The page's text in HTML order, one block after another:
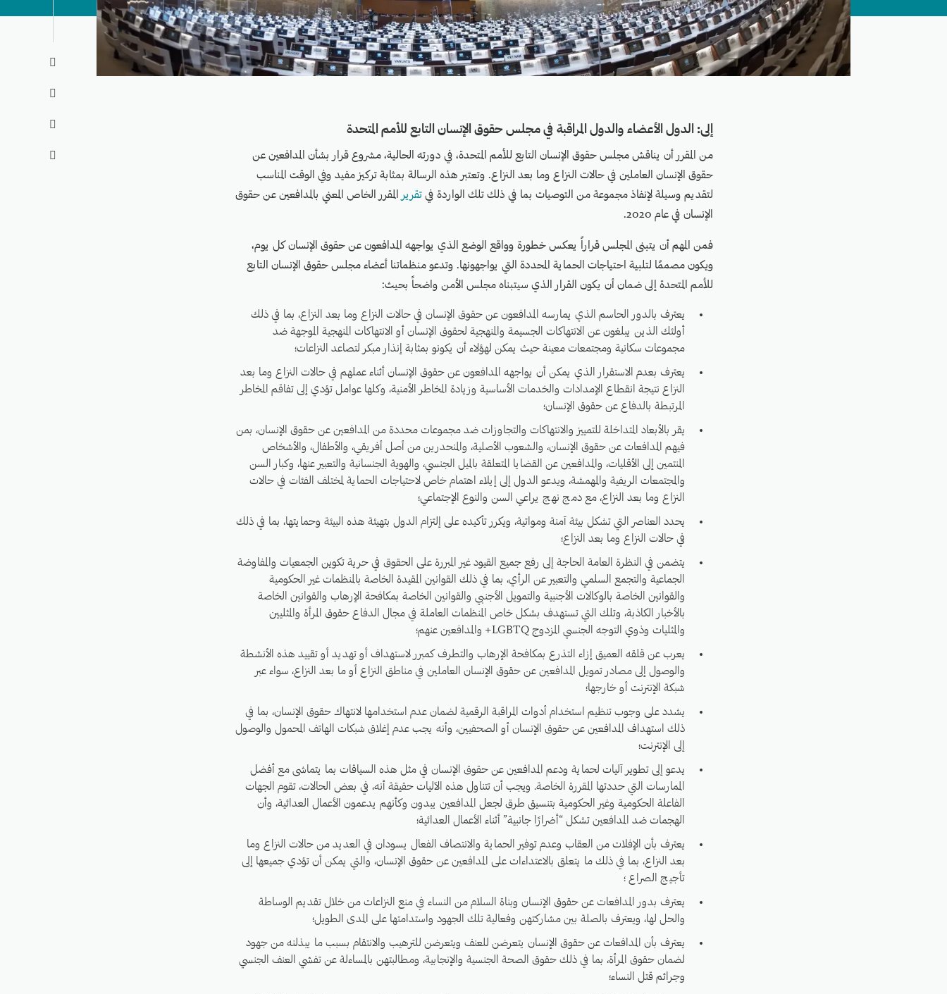




إلى: الدول الأعضاء والدول المراقبة في مجلس حقوق الإنسان التابع للأمم المتحدة
من المقرر أن يناقش مجلس حقوق الإنسان التابع للأمم المتحدة، في دورته الحالية، مشروع قرار بشأن المدافعين عن
حقوق الإنسان العاملين في حالات النزاع وما بعد النزاع. وتعتبر هذه الرسالة بمثابة تركيز مفيد وفي الوقت المناسب
لتقديم وسيلة لإنفاذ مجموعة من التوصيات بما في ذلك تلك الواردة في تقرير
المقرر الخاص المعني بالمدافعين عن حقوق
الإنسان في عام 2020.
فمن المهم أن يتبنى المجلس قراراً يعكس خطورة وواقع الوضع الذي يواجهه المدافعون عن حقوق الإنسان كل يوم،
ويكون مصممًا لتلبية احتياجات الحماية المحددة التي يواجهونها. وتدعو منظماتنا أعضاء مجلس حقوق الإنسان التابع
للأمم المتحدة إلى ضمان أن يكون القرار الذي سيتبناه مجلس الأمن واضحاً بحيث:
يعترف بالدور الحاسم الذي يمارسه المدافعون عن حقوق الإنسان في حالات النزاع وما بعد النزاع، بما في ذلك
أولئك الذين يبلغون عن الانتهاكات الجسيمة والمنهجية لحقوق الإنسان أو الانتهاكات المنهجية الموجهة ضد
مجموعات سكانية ومجتمعات معينة حيث يمكن لهؤلاء أن يكونو بمثابة إنذار مبكر لتصاعد النزاعات؛
يعترف بعدم الاستقرار الذي يمكن أن يواجهه المدافعون عن حقوق الإنسان أثناء عملهم في حالات النزاع وما بعد
النزاع نتيجة انقطاع الإمدادات والخدمات الأساسية وزيادة المخاطر الأمنية، وكلها عوامل تؤدي إلى تفاقم المخاطر
المرتبطة بالدفاع عن حقوق الإنسان؛
يقر بالأبعاد المتداخلة للتمييز والانتهاكات والتجاوزات ضد مجموعات محددة من المدافعين عن حقوق الإنسان، بمن
فيهم المدافعات عن حقوق الإنسان، والشعوب الأصلية، والمنحدرين من أصل أفريقي، والأطفال، والأشخاص
المنتمين إلى الأقليات، والمدافعين عن القضايا المتعلقة بالميل الجنسي، والهوية الجنسانية والتعبير عنها، وكبار السن
والمجتمعات الريفية والمهمشة، ويدعو الدول إلى إيلاء اهتمام خاص لاحتياجات الحماية لمختلف الفئات في حالات
النزاع وما بعد النزاع، مع دمج نهج يراعي السن والنوع الإجتماعي؛
يحدد العناصر التي تشكل بيئة آمنة ومواتية، ويكرر تأكيده على إلتزام الدول بتهيئة هذه البيئة وحمايتها، بما في ذلك
في حالات النزاع وما بعد النزاع؛
يتضمن في النظرة العامة الحاجة إلى رفع جميع القيود غير المبررة على الحقوق في حرية تكوين الجمعيات والمفاوضة
الجماعية والتجمع السلمي والتعبير عن الرأي، بما في ذلك القوانين المقيدة الخاصة بالمنظمات غير الحكومية
والقوانين الخاصة بالوكالات الأجنبية والتمويل الأجنبي والقوانين الخاصة بمكافحة الإرهاب والقوانين الخاصة
بالأخبار الكاذبة، وتلك التي تستهدف بشكل خاص المنظمات العاملة في مجال الدفاع حقوق المرأة والمثليين
والمثليات وذوي التوجه الجنسي المزدوج LGBTQ+ والمدافعين عنهم؛
يعرب عن قلقه العميق إزاء التذرع بمكافحة الإرهاب والتطرف كمبرر لاستهداف أو تهديد أو تقييد هذه الأنشطة
والوصول إلى مصادر تمويل المدافعين عن حقوق الإنسان العاملين في مناطق النزاع أو ما بعد النزاع، سواء عبر
شبكة الإنترنت أو خارجها؛
يشدد على وجوب تنظيم استخدام أدوات المراقبة الرقمية لضمان عدم استخدامها لانتهاك حقوق الإنسان، بما في
ذلك استهداف المدافعين عن حقوق الإنسان أو الصحفيين، وأنه يجب عدم إغلاق شبكات الهاتف المحمول والوصول
إلى الإنترنت؛
يدعو إلى تطوير آليات لحماية ودعم المدافعين عن حقوق الإنسان في مثل هذه السياقات بما يتماشى مع أفضل
الممارسات التي حددتها المقررة الخاصة. ويجب أن تتناول هذه الآليات حقيقة أنه، في بعض الحالات، تقوم الجهات
الفاعلة الحكومية وغير الحكومية بتنسيق طرق لجعل المدافعين يبدون وكأنهم يدعمون الأعمال العدائية، وأن
الهجمات ضد المدافعين تشكل “أضرارًا جانبية” أثناء الأعمال العدائية؛
يعترف بأن الإفلات من العقاب وعدم توفير الحماية والانتصاف الفعال يسودان في العديد من حالات النزاع وما
بعد النزاع، بما في ذلك ما يتعلق بالاعتداءات على المدافعين عن حقوق الإنسان، والتي يمكن أن تؤدي جميعها إلى
تأجيج الصراع ؛
يعترف بدور المدافعات عن حقوق الإنسان وبناة السلام من النساء في منع النزاعات من خلال تقديم الوساطة
والحل لها، ويعترف بالصلة بين مشاركتهن وفعالية تلك الجهود واستدامتها على المدى الطويل؛
يعترف بأن المدافعات عن حقوق الإنسان يتعرضن للعنف ويتعرضن للترهيب والانتقام بسبب ما يبذلنه من جهود
لضمان حقوق المرأة، بما في ذلك حقوق الصحة الجنسية والإنجابية، ومطالبتهن بالمساءلة عن تفشي العنف الجنسي
وجرائم قتل النساء؛